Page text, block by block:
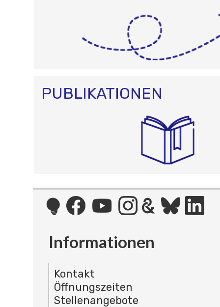
PUBLIKATIONEN
Informationen
Kontakt
Öffnungszeiten
Stellenangebote